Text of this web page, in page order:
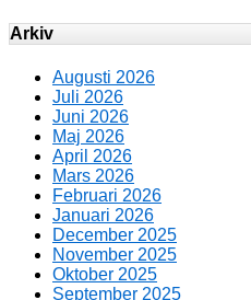
Arkiv
Augusti 2026
Juli 2026
Juni 2026
Maj 2026
April 2026
Mars 2026
Februari 2026
Januari 2026
December 2025
November 2025
Oktober 2025
September 2025